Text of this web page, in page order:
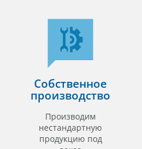
Собственное
производство
Производим
нестандартную
продукцию под